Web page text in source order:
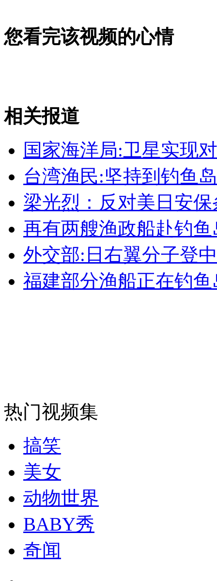
韩国已研发出打击朝火炮阵地导弹
山西运城恶犬咬伤多人 警民合力深夜将其击毙
女孩北京地铁殴打老人 痛下狠手拳打脚踢
无痛分娩是否安全 医生回应
外交部：反对强权政治霸凌主义
外交部：有关国家言论片面不公正
纽约上演“枕头大战”
司机酒驾遇交警 急速倒车逃窜
您看完该视频的心情
相关报道
国家海洋局:卫星实现
台湾渔民:坚持到钓鱼
梁光烈：反对美日安
再有两艘渔政船赴钓
外交部:日右翼分子登
福建部分渔船正在钓
热门视频集
搞笑
美女
动物世界
BABY秀
奇闻